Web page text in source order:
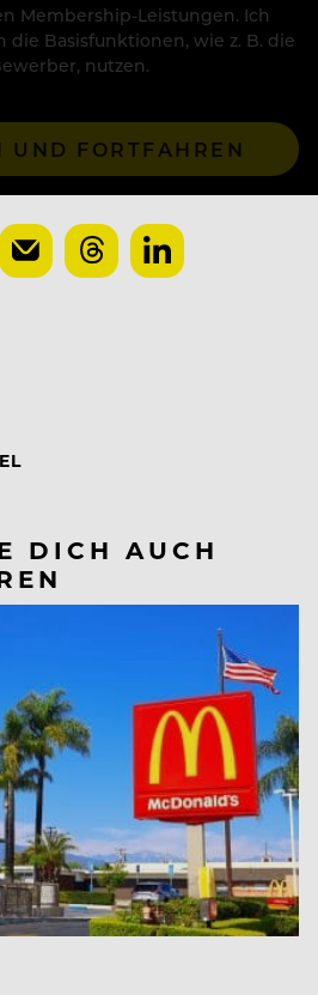
Membership-Leistungen. Ich
die Basisfunktionen, wie z. B. die
nutzen.
UND FORTFAHREN
DICH AUCH